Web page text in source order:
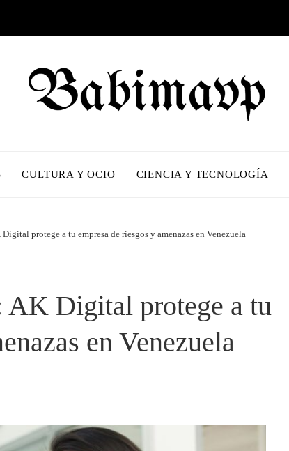
CULTURA Y OCIO CIENCIA Y TECNOLOGÍA
protege a tu empresa de riesgos y amenazas en Venezuela
AK Digital protege a tu
en Venezuela